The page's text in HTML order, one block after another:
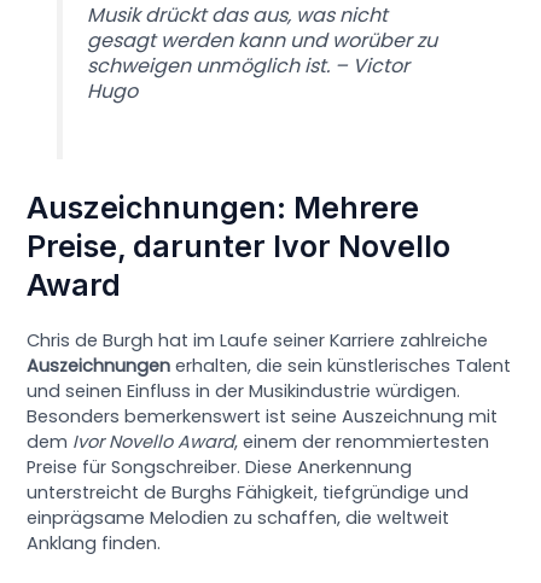
Musik drückt das aus, was nicht
gesagt werden kann und worüber zu
schweigen unmöglich ist. – Victor
Hugo
Auszeichnungen: Mehrere
Preise, darunter Ivor Novello
Award
Chris de Burgh hat im Laufe seiner Karriere zahlreiche
Auszeichnungen erhalten, die sein künstlerisches Talent
und seinen Einfluss in der Musikindustrie würdigen.
Besonders bemerkenswert ist seine Auszeichnung mit
dem Ivor Novello Award, einem der renommiertesten
Preise für Songschreiber. Diese Anerkennung
unterstreicht de Burghs Fähigkeit, tiefgründige und
einprägsame Melodien zu schaffen, die weltweit
Anklang finden.